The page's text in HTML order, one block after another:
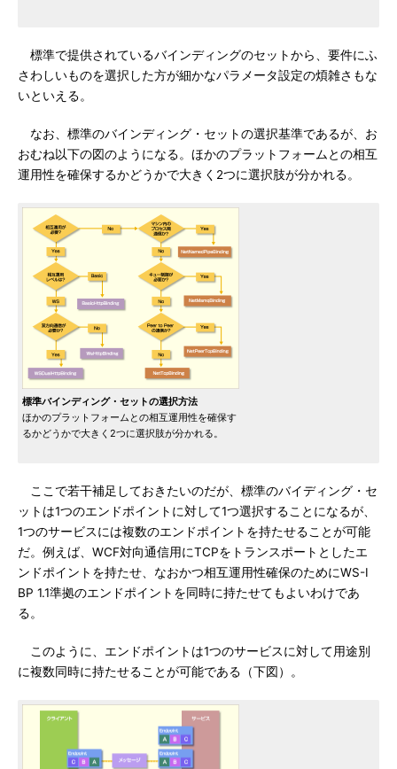
標準で提供されているバインディングのセットから、要件にふ
さわしいものを選択した方が細かなパラメータ設定の煩雑さもな
いといえる。
なお、標準のバインディング・セットの選択基準であるが、お
おむね以下の図のようになる。ほかのプラットフォームとの相互
運用性を確保するかどうかで大きく2つに選択肢が分かれる。
標準バインディング・セットの選択方法
ほかのプラットフォームとの相互運用性を確保す
るかどうかで大きく2つに選択肢が分かれる。
ここで若干補足しておきたいのだが、標準のバイディング・セ
ットは1つのエンドポイントに対して1つ選択することになるが、
1つのサービスには複数のエンドポイントを持たせることが可能
だ。例えば、WCF対向通信用にTCPをトランスポートとしたエ
ンドポイントを持たせ、なおかつ相互運用性確保のためにWS-I
BP 1.1準拠のエンドポイントを同時に持たせてもよいわけであ
る。
このように、エンドポイントは1つのサービスに対して用途別
に複数同時に持たせることが可能である（下図）。